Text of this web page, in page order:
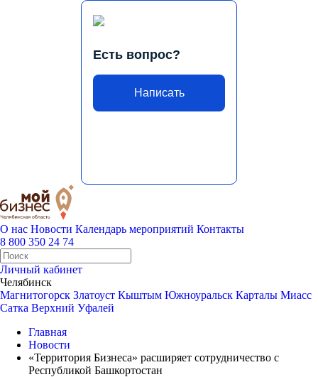
Есть вопрос?
Написать
О нас Новости Календарь мероприятий Контакты
8 800 350 24 74
Личный кабинет
Челябинск
Магнитогорск Златоуст Кыштым Южноуральск Карталы Миасс
Сатка Верхний Уфалей
Главная
Новости
«Территория Бизнеса» расширяет сотрудничество с
Республикой Башкортостан